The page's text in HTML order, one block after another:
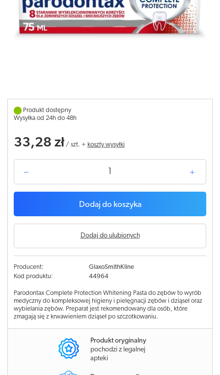
Produkt dostępny
Wysyłka od 24h do 48h
33,28 zł / szt. + koszty wysyłki
Dodaj do koszyka
Dodaj do ulubionych
Producent:
GlaxoSmithKline
Kod produktu:
44964
Parodontax Complete Protection Whitening Pasta do zębów to wyrób
medyczny do kompleksowej higieny i pielęgnacji zębów i dziąseł oraz
wybielania zębów. Preparat jest rekomendowany dla osób, które
zmagają się z krwawieniem dziąseł po szczotkowaniu.
Produkt oryginalny
pochodzi z legalnej
apteki